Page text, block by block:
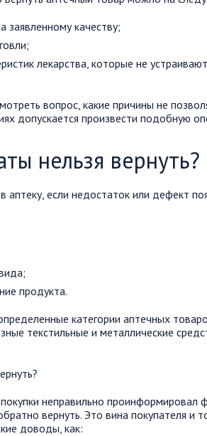
заявленному качеству;
лекарства, которые не
вопрос, какие причины не
допускается произвести подобную
нельзя вернуть?
если недостаток или дефект
продукта.
категории аптечных
текстильные и металлические
неправильно проинформировал
вернуть. Это вина покупателя и
доводы, как: